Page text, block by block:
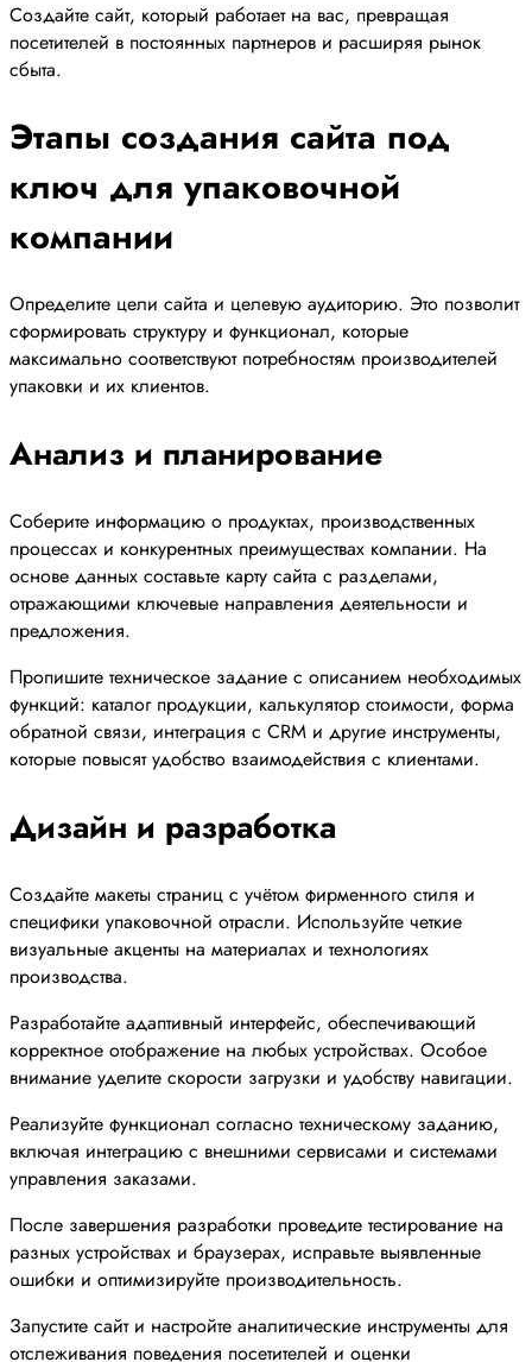
Создайте сайт, который работает на вас, превращая
посетителей в постоянных партнеров и расширяя рынок
сбыта.
Этапы создания сайта под
ключ для упаковочной
компании
Определите цели сайта и целевую аудиторию. Это позволит
сформировать структуру и функционал, которые
максимально соответствуют потребностям производителей
упаковки и их клиентов.
Анализ и планирование
Соберите информацию о продуктах, производственных
процессах и конкурентных преимуществах компании. На
основе данных составьте карту сайта с разделами,
отражающими ключевые направления деятельности и
предложения.
Пропишите техническое задание с описанием необходимых
функций: каталог продукции, калькулятор стоимости, форма
обратной связи, интеграция с CRM и другие инструменты,
которые повысят удобство взаимодействия с клиентами.
Дизайн и разработка
Создайте макеты страниц с учётом фирменного стиля и
специфики упаковочной отрасли. Используйте четкие
визуальные акценты на материалах и технологиях
производства.
Разработайте адаптивный интерфейс, обеспечивающий
корректное отображение на любых устройствах. Особое
внимание уделите скорости загрузки и удобству навигации.
Реализуйте функционал согласно техническому заданию,
включая интеграцию с внешними сервисами и системами
управления заказами.
После завершения разработки проведите тестирование на
разных устройствах и браузерах, исправьте выявленные
ошибки и оптимизируйте производительность.
Запустите сайт и настройте аналитические инструменты для
отслеживания поведения посетителей и оценки